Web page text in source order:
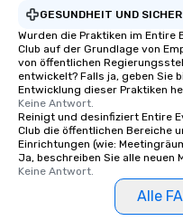
GESUNDHEIT UND
Wurden die Praktiken im Entire
Club auf der Grundlage von
von öffentlichen
entwickelt? Falls ja, geben Sie
Entwicklung dieser Praktiken
Keine Antwort.
Reinigt und desinfiziert Entire
Club die öffentlichen Bereiche
Einrichtungen (wie:
Ja, beschreiben Sie alle neuen
Keine Antwort.
Alle